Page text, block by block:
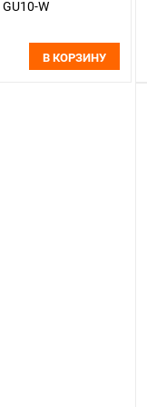
GU10-W
В КОРЗИНУ